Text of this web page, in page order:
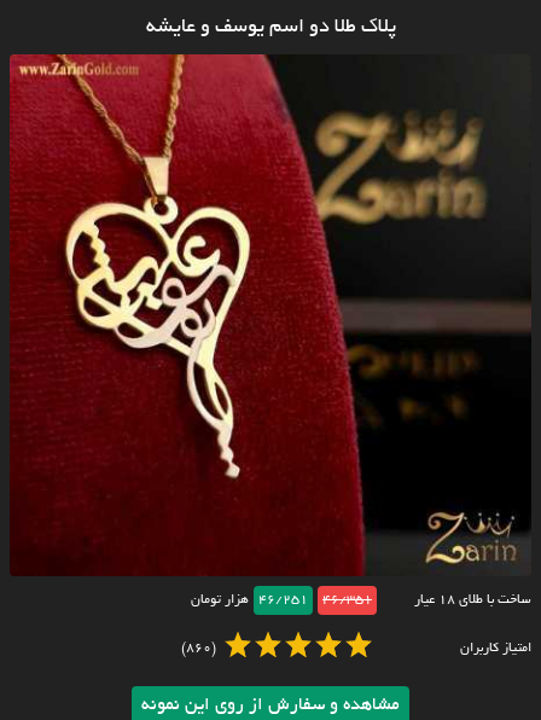
پلاک طلا دو اسم یوسف و عایشه
ساخت با طلای ۱۸ عیار 46/351
46/251 هزار تومان
امتیاز کاربران (860)
مشاهده و سفارش از روی این نمونه